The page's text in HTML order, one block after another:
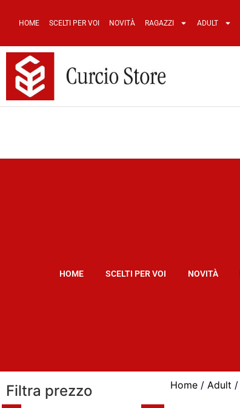
HOME SCELTI PER VOI NOVITÀ RAGAZZI ADULT
HOME SCELTI PER VOI NOVITÀ
Filtra prezzo Home / Adult /